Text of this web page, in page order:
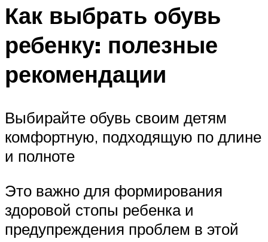
Как выбрать обувь
ребенку: полезные
рекомендации
Выбирайте обувь своим детям
комфортную, подходящую по длине
и полноте
Это важно для формирования
здоровой стопы ребенка и
предупреждения проблем в этой